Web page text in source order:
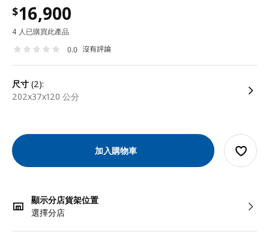
$16,900
4 人已購買此產品
0.0 沒有評論
尺寸 (2):
202x37x120 公分
加入購物車
顯示分店貨架位置
選擇分店